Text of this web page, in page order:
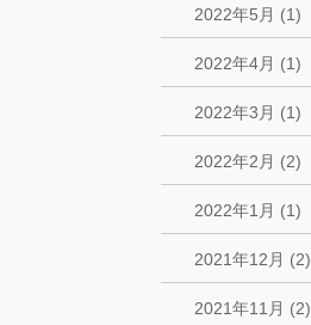
2022年5月 (1)
2022年4月 (1)
2022年3月 (1)
2022年2月 (2)
2022年1月 (1)
2021年12月 (2)
2021年11月 (2)